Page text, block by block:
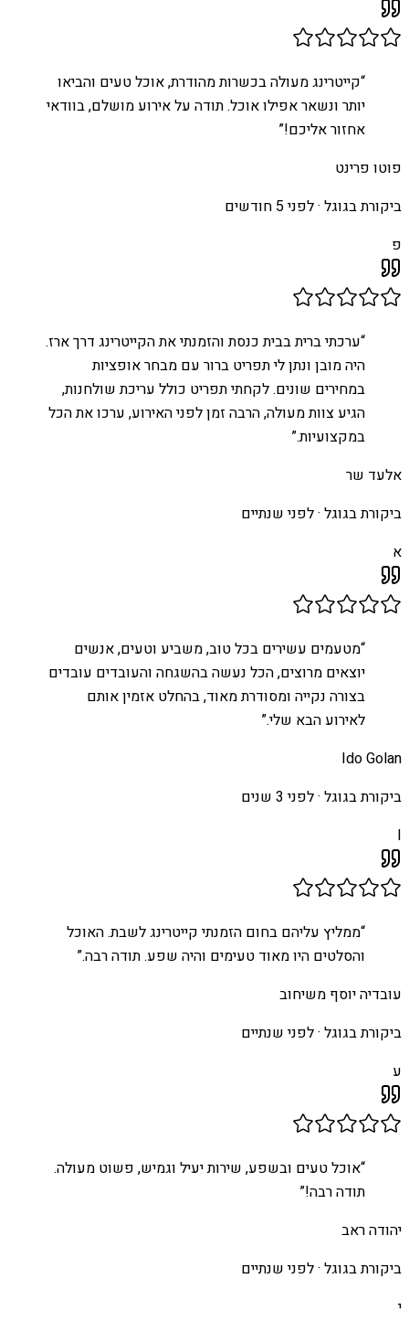
“קייטרינג מעולה בכשרות מהודרת, אוכל טעים והביאו
יותר ונשאר אפילו אוכל. תודה על אירוע מושלם, בוודאי
אחזור אליכם!”
פוטו פרינט
ביקורת בגוגל ·לפני 5 חודשים
פ
“ערכתי ברית בבית כנסת והזמנתי את הקייטרינג דרך ארז.
היה מובן ונתן לי תפריט ברור עם מבחר אופציות
במחירים שונים. לקחתי תפריט כולל עריכת שולחנות,
הגיע צוות מעולה, הרבה זמן לפני האירוע, ערכו את הכל
במקצועיות.”
אלעד שר
ביקורת בגוגל ·לפני שנתיים
א
“מטעמים עשירים בכל טוב, משביע וטעים, אנשים
יוצאים מרוצים, הכל נעשה בהשגחה והעובדים עובדים
בצורה נקייה ומסודרת מאוד, בהחלט אזמין אותם
לאירוע הבא שלי.”
Ido Golan
ביקורת בגוגל ·לפני 3 שנים
I
“ממליץ עליהם בחום הזמנתי קייטרינג לשבת. האוכל
והסלטים היו מאוד טעימים והיה שפע. תודה רבה.”
עובדיה יוסף משיחוב
ביקורת בגוגל ·לפני שנתיים
ע
“אוכל טעים ובשפע, שירות יעיל וגמיש, פשוט מעולה.
תודה רבה!”
יהודה ראב
ביקורת בגוגל ·לפני שנתיים
י